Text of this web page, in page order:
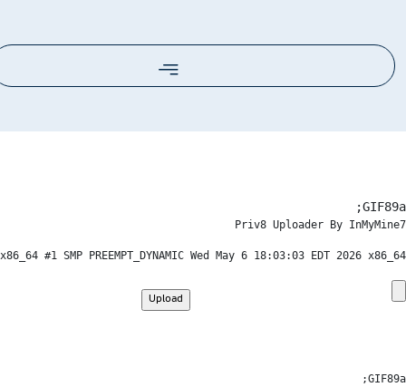
Wed May 6 18:03:03 EDT 2026 x86_64
GIF89a;
Priv8 Uploader By InMyMine7
#1 SMP PREEMPT_DYNAMIC Wed May 6 18:03:03 EDT 2026 x86_64
GIF89a;